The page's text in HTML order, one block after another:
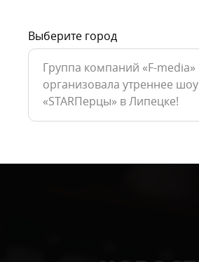
Выберите город
Группа компаний «F-media»
организовала утреннее шоу
«STARПерцы» в Липецке!